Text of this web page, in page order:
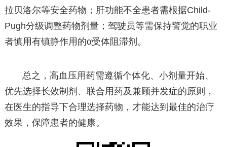
拉贝洛尔等安全药物；肝功能不全患者需根据Child-
Pugh分级调整药物剂量；驾驶员等需保持警觉的职业
者慎用有镇静作用的α受体阻滞剂。
总之，高血压用药需遵循个体化、小剂量开始、
优先选择长效制剂、联合用药及兼顾并发症的原则，
在医生的指导下合理选择药物，才能达到最佳的治疗
效果，保障患者的健康。